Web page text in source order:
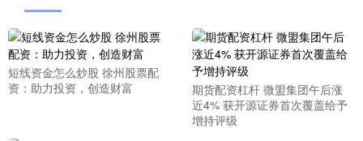
短线资金怎么炒股 徐州股票配
资：助力投资，创造财富
期货配资杠杆 微盟集团午后涨
近4% 获开源证券首次覆盖给予
增持评级